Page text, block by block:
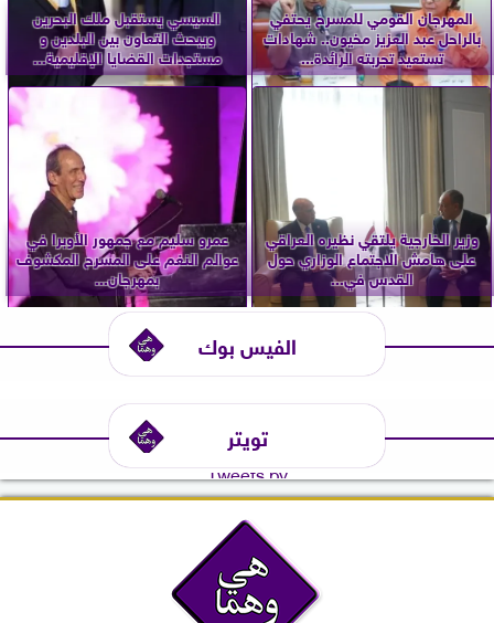
المهرجان القومي للمسرح يحتفي
بالراحل عبد العزيز مخيون.. شهادات
تستعيد تجربته الرائدة...
السيسي يستقبل ملك البحرين
ويبحث التعاون بين البلدين و
مستجدات القضايا الإقليمية...
وزير الخارجية يلتقي نظيره العراقي
على هامش الاجتماع الوزاري حول
القدس في...
عمرو سليم مع جمهور الأوبرا في
عوالم النغم على المسرح المكشوف
بمهرجان...
الفيس بوك
تويتر
Tweets by